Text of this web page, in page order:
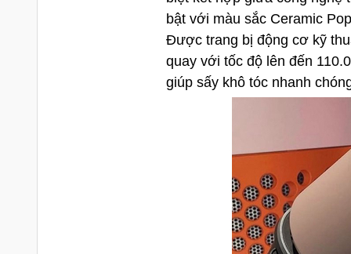
bật với màu sắc Ceramic
Được trang bị động cơ kỹ
quay với tốc độ lên đến
giúp sấy khô tóc nhanh